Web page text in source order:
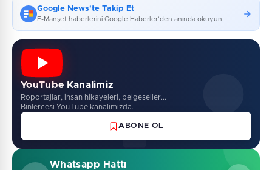
Google News'te Takip Et
E-Manşet haberlerini Google Haberler'den anında okuyun
YouTube Kanalimiz
Roportajlar, insan hikayeleri, belgeseller...
Binlercesi YouTube kanalimizda.
ABONE OL
Whatsapp Hattı